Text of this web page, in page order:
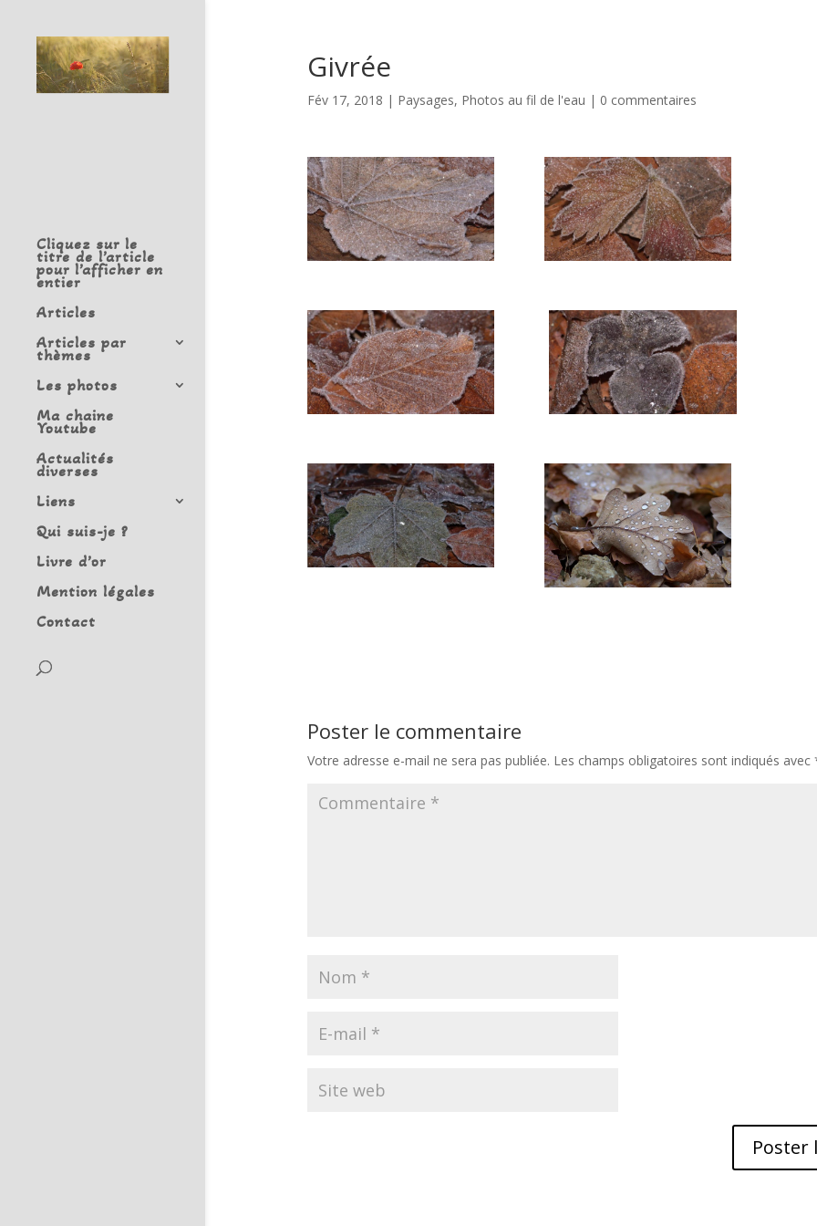
Cliquez sur le
titre de l’article
pour l’afficher en
entier
Articles
Articles par
thèmes
Les photos
Ma chaine
Youtube
Actualités
diverses
Liens
Qui suis-je ?
Livre d’or
Mention légales
Contact
Givrée
Fév 17, 2018 | Paysages, Photos au fil de l'eau | 0 commentaires
Poster le commentaire
Votre adresse e-mail ne sera pas publiée. Les champs obligatoires sont indiqués avec